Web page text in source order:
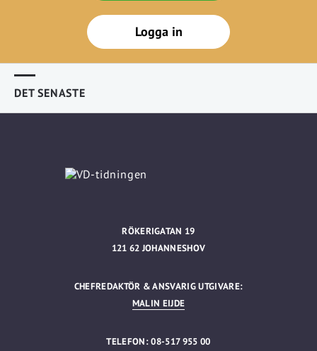
Logga in
DET SENASTE
RÖKERIGATAN 19
121 62 JOHANNESHOV
CHEFREDAKTÖR & ANSVARIG UTGIVARE:
MALIN EIJDE
TELEFON: 08-517 955 00